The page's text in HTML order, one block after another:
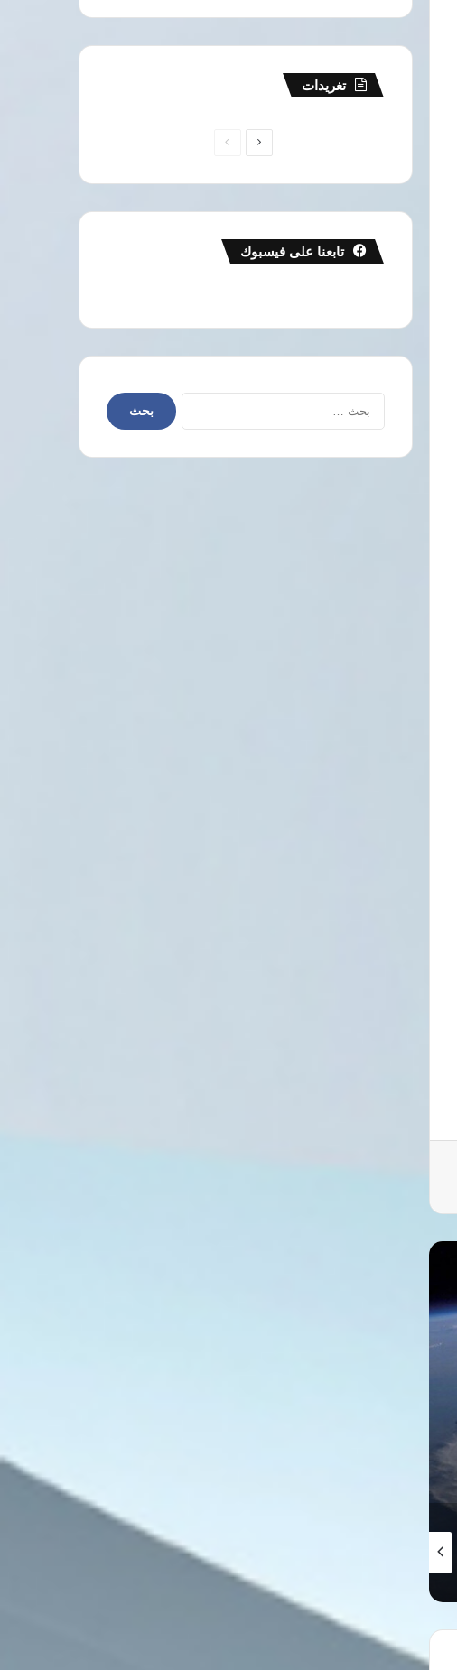
هيومن رايتس ووتش ترصد تدهور الحقوق والحريات بمصر في ظل سياسات السلطة الحالية
تغريدات
الصفحةالصفحة
تابعنا على فيسبوك
البحث
عن: